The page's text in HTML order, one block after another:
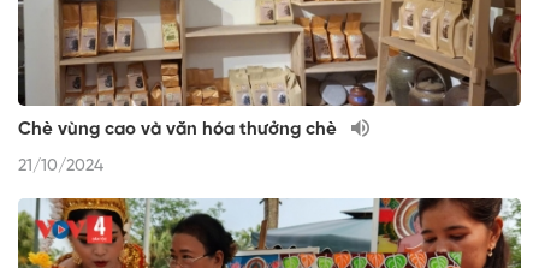
Chè vùng cao và văn hóa thưởng chè
21/10/2024